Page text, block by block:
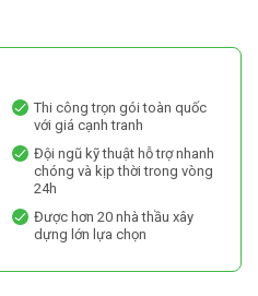
Thi công trọn gói toàn quốc
với giá cạnh tranh
Đội ngũ kỹ thuật hỗ trợ nhanh
chóng và kịp thời trong vòng
24h
Được hơn 20 nhà thầu xây
dựng lớn lựa chọn